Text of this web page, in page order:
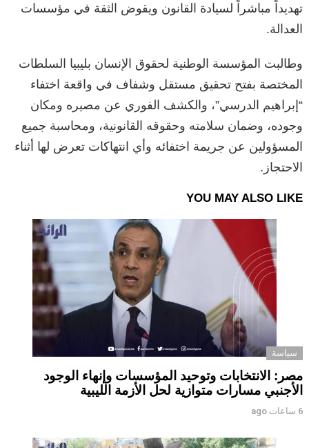
تهديداً مباشراً لسيادة القانون ويقوض الثقة في مؤسسات
العدالة.
وطالبت المؤسسة الوطنية لحقوق الإنسان بليبيا السلطات
المختصة بفتح تحقيق مستقل وشفاف في واقعة اختفاء
“إبراهيم الدرسي”، والكشف الفوري عن مصيره ومكان
وجوده، وضمان سلامته وحقوقه القانونية، ومحاسبة جميع
المسؤولين عن جريمة اختفائه وأي انتهاكات تعرض لها أثناء
الاحتجاز.
YOU MAY ALSO LIKE
سياسة
مصر: الانتخابات وتوحيد المؤسسات وإنهاء الوجود
الأجنبي مسارات متوازية لحل الأزمة الليبية
6 ساعات ago